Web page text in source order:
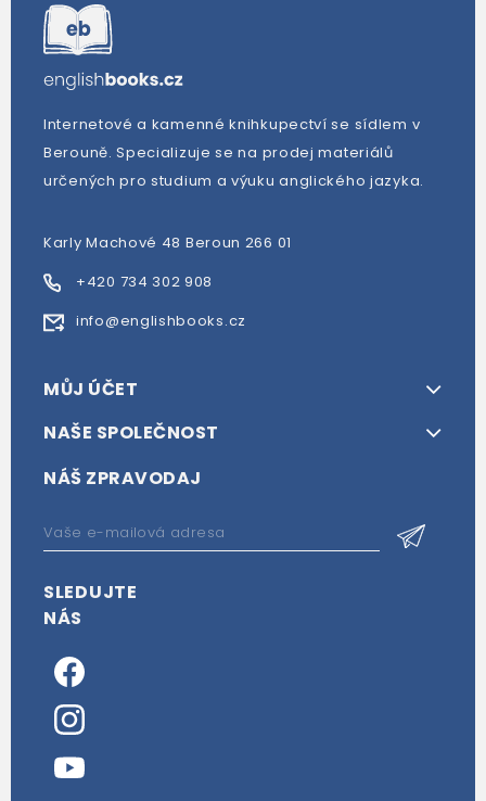
Internetové a kamenné knihkupectví se sídlem v
Berouně. Specializuje se na prodej materiálů
určených pro studium a výuku anglického jazyka.
Karly Machové 48 Beroun 266 01
+420 734 302 908
info@englishbooks.cz
MŮJ ÚČET
NAŠE SPOLEČNOST
NÁŠ ZPRAVODAJ
SLEDUJTE
NÁS